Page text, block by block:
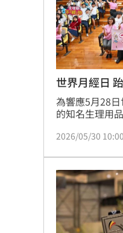
橘貓「阿
跨縣市「
挺蘇巧慧
勝騎士7
大盤回神
自癒能
兆基債務
父逝世
為響應5月28
的知名生理用
挺女孩生理教
座，並透過線
名師生受益。
翎，重返母校
透過女性國手
生理期限
2026/05/30 10:00